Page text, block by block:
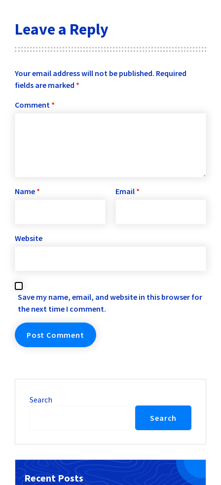
Leave a Reply
Your email address will not be published. Required
fields are marked *
Comment *
Name * Email *
Website
Save my name, email, and website in this browser for
the next time I comment.
Search
Search
Recent Posts